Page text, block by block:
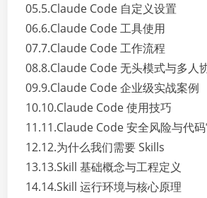
05.5.Claude Code 自定义设置
06.6.Claude Code 工具使用
07.7.Claude Code 工作流程
08.8.Claude Code 无头模式与多人
09.9.Claude Code 企业级实战案例
10.10.Claude Code 使用技巧
11.11.Claude Code 安全风险与代
12.12.为什么我们需要 Skills
13.13.Skill 基础概念与工程定义
14.14.Skill 运行环境与核心原理